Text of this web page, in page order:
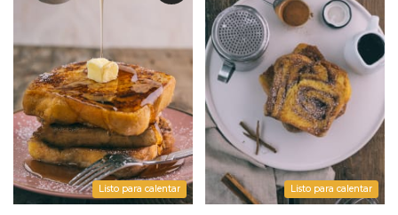
Listo para calentar Listo para calentar